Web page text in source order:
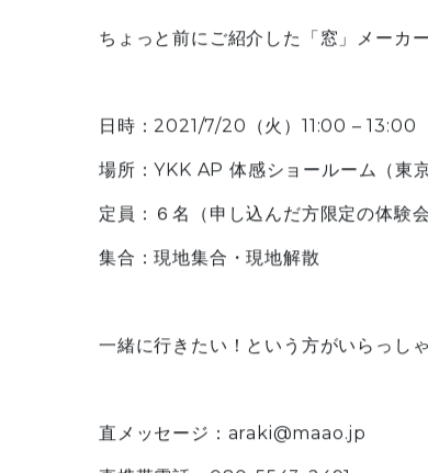
ちょっと前にご紹介した「窓」メーカ
日時：2021/7/20（火）11:00 – 13:00
場所：YKK AP 体感ショールーム（東
定員：６名（申し込んだ方限定の体験
集合：現地集合・現地解散
一緒に行きたい！という方がいらっし
直メッセージ：araki@maao.jp